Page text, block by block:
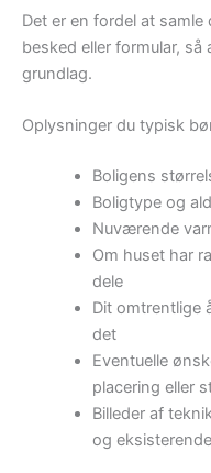
Det er en fordel at
besked eller formular, så
grundlag.
Oplysninger du typisk
Boligens
Boligtype og
Nuværende
Om huset har
dele
Dit omtrentlige
det
Eventuelle
placering eller
Billeder af
og